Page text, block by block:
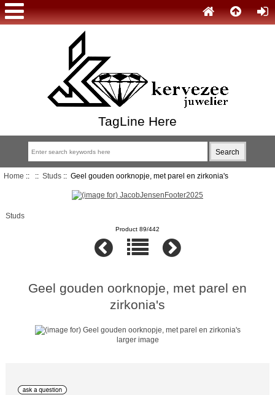
TagLine Here
Home :: :: Studs:: Geel gouden oorknopje, met parel en zirkonia's
Studs
Product 89/442
Geel gouden oorknopje, met parel en
zirkonia's
larger image